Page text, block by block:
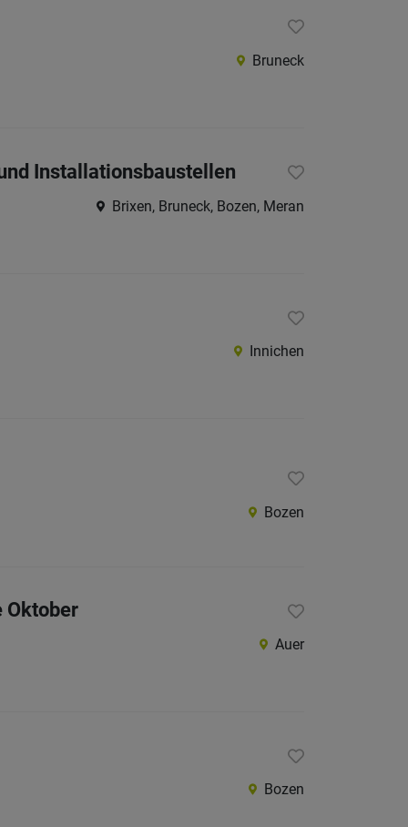
Bruneck
Installationsbaustellen
Brixen, Bruneck, Bozen, Meran
Innichen
Bozen
Oktober
Auer
Bozen